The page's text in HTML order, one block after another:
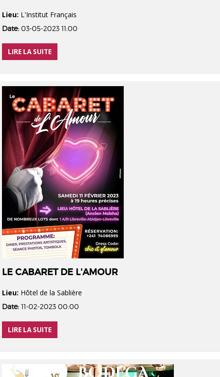
Lieu: L'Institut Français
Date: 03-05-2023 11:00
LIRE LA SUITE
LE CABARET DE L'AMOUR
Lieu: Hôtel de la Sablière
Date: 11-02-2023 00:00
LIRE LA SUITE